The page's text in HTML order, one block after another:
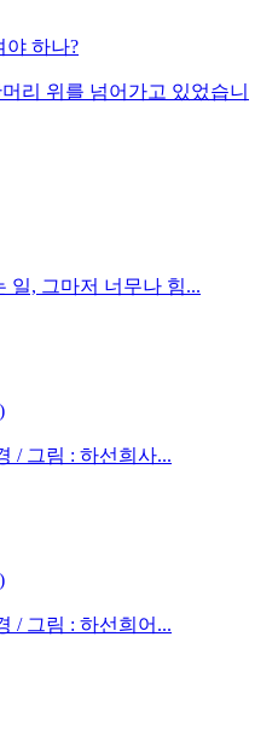
야 하나?
리 위를 넘어가고 있었습니
일, 그마저 너무나 힘...
/ 그림 : 하선희사...
/ 그림 : 하선희어...